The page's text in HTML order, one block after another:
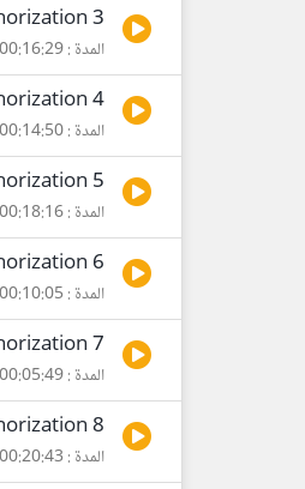
3 RHCE7 Configuring External Authentication and Authorization
المدة : 00:16:29
4 RHCE7 Configuring External Authentication and Authorization
المدة : 00:14:50
5 RHCE7 Configuring External Authentication and Authorization
المدة : 00:18:16
6 RHCE7 Configuring External Authentication and Authorization
المدة : 00:10:05
7 RHCE7 Configuring External Authentication and Authorization
المدة : 00:05:49
8 RHCE7 Configuring External Authentication and Authorization
المدة : 00:20:43